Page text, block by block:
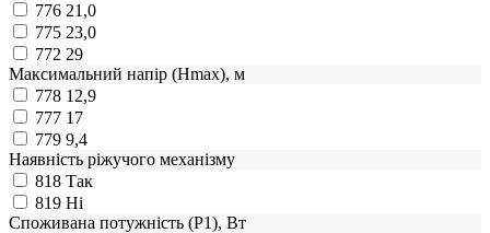
776 21,0
775 23,0
772 29
Максимальний напір (Нmax), м
778 12,9
777 17
779 9,4
Наявність ріжучого механізму
818 Так
819 Ні
Споживана потужність (Р1), Вт